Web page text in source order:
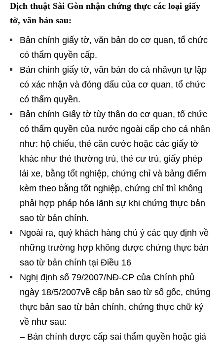
Dịch thuật Sài Gòn nhận chứng thực các loại giấy
tờ, văn bản sau:
Bản chính giấy tờ, văn bản do cơ quan, tổ chức
có thẩm quyền cấp.
Bản chính giấy tờ, văn bản do cá nhâvụn tự lập
có xác nhận và đóng dấu của cơ quan, tổ chức
có thẩm quyền.
Bản chính Giấy tờ tùy thân do cơ quan, tổ chức
có thẩm quyền của nước ngoài cấp cho cá nhân
như: hộ chiếu, thẻ căn cước hoặc các giấy tờ
khác như thẻ thường trú, thẻ cư trú, giấy phép
lái xe, bằng tốt nghiệp, chứng chỉ và bảng điểm
kèm theo bằng tốt nghiệp, chứng chỉ thì không
phải hợp pháp hóa lãnh sự khi chứng thực bản
sao từ bản chính.
Ngoài ra, quý khách hàng chú ý các quy định về
những trường hợp không được chứng thực bản
sao từ bản chính tại Điều 16
Nghị định số 79/2007/NĐ-CP của Chính phủ
ngày 18/5/2007về cấp bản sao từ sổ gốc, chứng
thực bản sao từ bản chính, chứng thực chữ ký
về như sau:
– Bản chính được cấp sai thẩm quyền hoặc giả